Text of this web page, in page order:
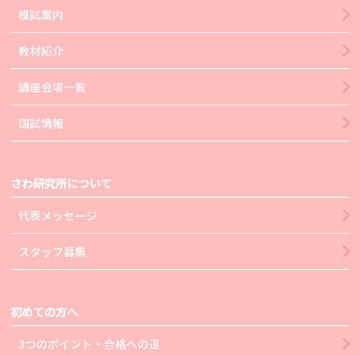
模試案内
教材紹介
講座会場一覧
国試情報
さわ研究所について
代表メッセージ
スタッフ募集
初めての方へ
3つのポイント・合格への道